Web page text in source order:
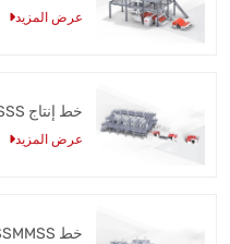
عرض المزيد
خط إنتاج Spunbond SSSS
عرض المزيد
خط SSMMSS بتقنية Spunmelt